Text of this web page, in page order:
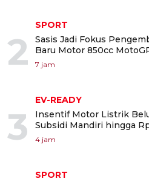
2
SPORT
Sasis Jadi Fokus
Baru Motor 850cc
7 jam
3
EV-READY
Insentif Motor Listrik
Subsidi Mandiri hingga
4 jam
SPORT